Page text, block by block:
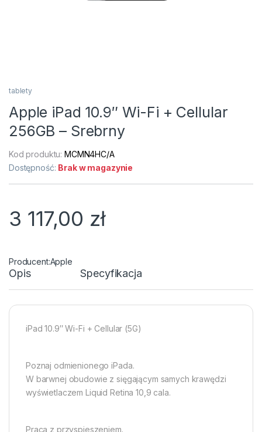
tablety
Apple iPad 10.9″ Wi-Fi + Cellular
256GB – Srebrny
Kod produktu:MCMN4HC/A
Dostępność: Brak w magazynie
3 117,00 zł
Apple
Opis Specyfikacja
iPad 10.9″ Wi-Fi + Cellular (5G)
Poznaj odmienionego iPada.
W barwnej obudowie z sięgającym samych krawędzi
wyświetlaczem Liquid Retina 10,9 cala.
Praca z przyspie­szeniem.